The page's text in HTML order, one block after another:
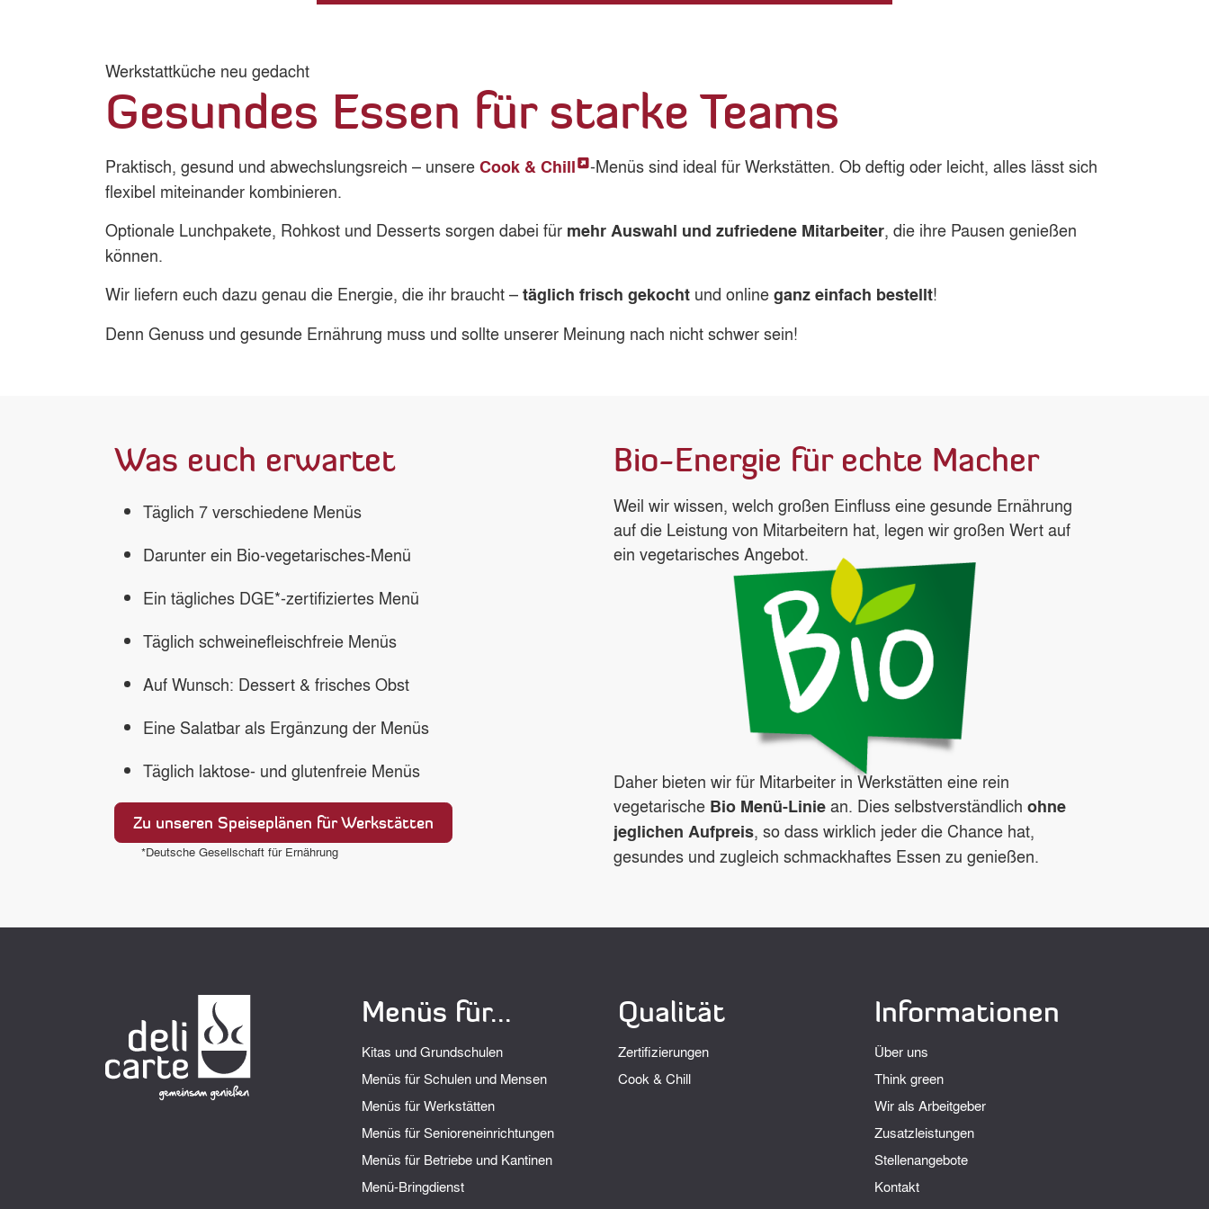
Werkstattküche neu gedacht
Gesundes Essen für starke Teams
Praktisch, gesund und abwechslungsreich – unsereCook & Chill
-Menüs sind ideal für Werkstätten. Ob deftig oder leicht, alles lässt sich
flexibel miteinander kombinieren.
Optionale Lunchpakete, Rohkost und Desserts sorgen dabei für mehr Auswahl und zufriedene Mitarbeiter, die ihre Pausen genießen
können.
Wir liefern euch dazu genau die Energie, die ihr braucht –täglich frisch gekocht und onlineganz einfach bestellt!
Denn Genuss und gesunde Ernährung muss und sollte unserer Meinung nach nicht schwer sein!
Was euch erwartet
Täglich 7 verschiedene Menüs
Darunter ein Bio-vegetarisches-Menü
Ein tägliches DGE*-zertifiziertes Menü
Täglich schweinefleischfreie Menüs
Auf Wunsch: Dessert & frisches Obst
Eine Salatbar als Ergänzung der Menüs
Täglich laktose- und glutenfreie Menüs
Zu unseren Speiseplänen für Werkstätten
*Deutsche Gesellschaft für Ernährung
Bio-Energie für echte Macher
Weil wir wissen, welch großen Einfluss eine gesunde Ernährung
auf die Leistung von Mitarbeitern hat, legen wir großen Wert auf
ein vegetarisches Angebot.
Daher bieten wir für Mitarbeiter in Werkstätten eine rein
vegetarische Bio Menü-Liniean. Dies selbstverständlich ohne
jeglichen Aufpreis, so dass wirklich jeder die Chance hat,
gesundes und zugleich schmackhaftes Essen zu genießen.
Menüs für...
Kitas und Grundschulen
Menüs für Schulen und Mensen
Menüs für Werkstätten
Menüs für Senioreneinrichtungen
Menüs für Betriebe und Kantinen
Menü-Bringdienst
Qualität
Zertifizierungen
Cook & Chill
Informationen
Über uns
Think green
Wir als Arbeitgeber
Zusatzleistungen
Stellenangebote
Kontakt